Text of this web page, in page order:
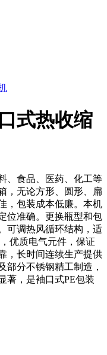
式热收缩
、食品、医药、化工等
，无论方形、圆形、扁
，包装成本低廉。本机
位准确。更换瓶型和包
可调热风循环结构，适
优质电气元件，保证
，长时间连续生产提供
部分不锈钢精工制造，
著，是袖口式PE包装